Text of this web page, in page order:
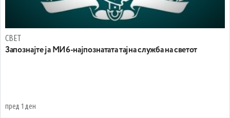
СВЕТ
Запознајте ја МИ6-најпознатата тајна служба на светот
пред 1 ден